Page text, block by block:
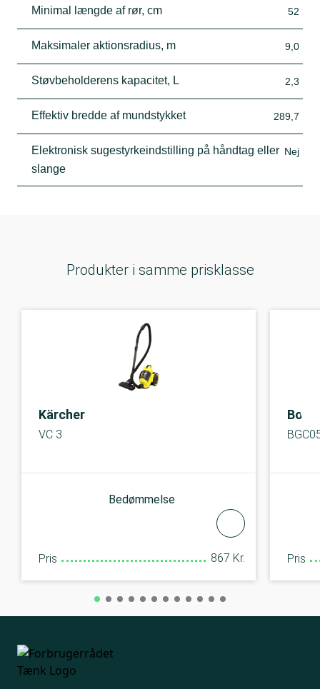
Minimal længde af rør, cm 52
Maksimaler aktionsradius, m 9,0
Støvbeholderens kapacitet, L 2,3
Effektiv bredde af mundstykket 289,7
Elektronisk sugestyrkeindstilling på håndtag eller
slange
Nej
Produkter i samme prisklasse
Kärcher
VC 3
Bedømmelse
Pris 867 Kr. Pris